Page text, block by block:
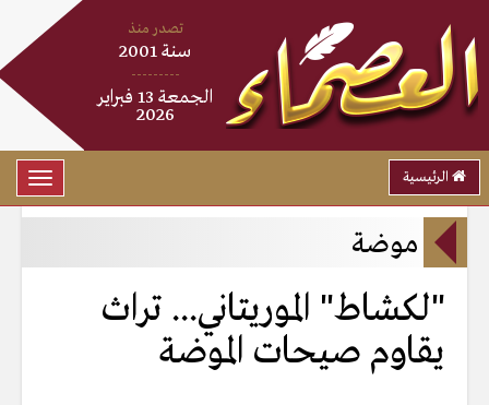
تصدر منذ
سنة 2001
---------
الجمعة 13 فبراير
2026
الرئيسية
موضة
"لكشاط" الموريتاني... تراث
يقاوم صيحات الموضة